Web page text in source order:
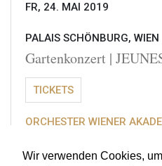
Wir verwenden Cookies,
FR, 24. MAI 2019
PALAIS SCHÖNBURG, WIEN
Gartenkonzert |
TICKETS
ORCHESTER WIENER
OWA